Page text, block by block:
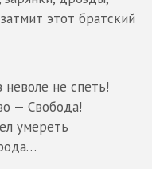
этот братский
не спеть!
— Свобода!
умереть